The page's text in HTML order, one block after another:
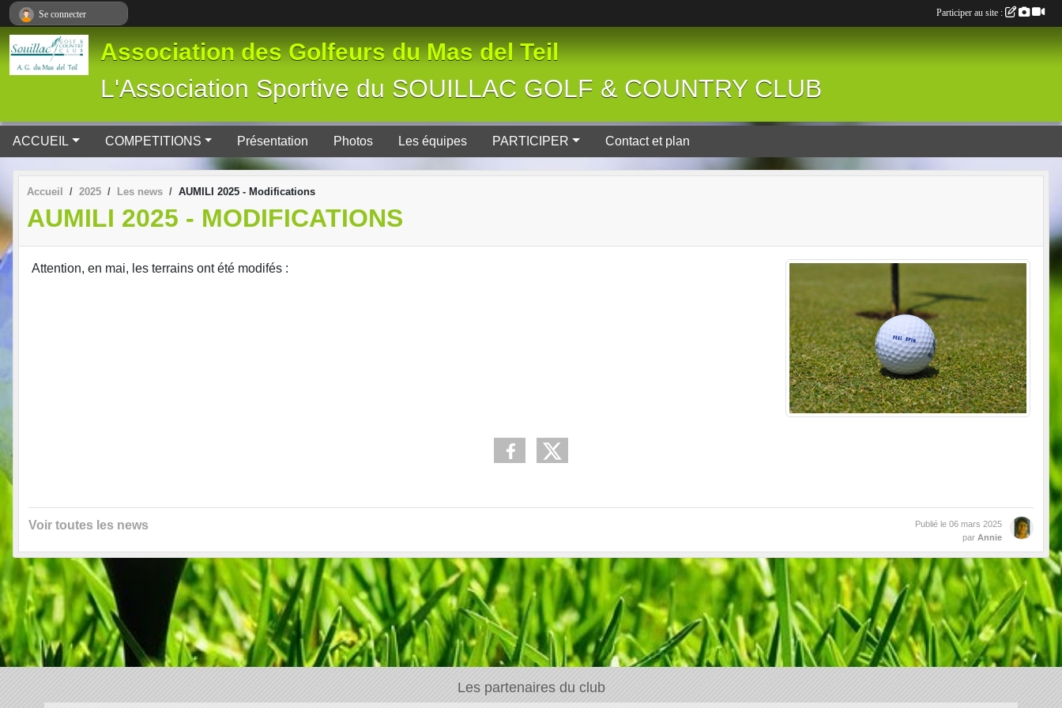
Association des Golfeurs du Mas del Teil
L'Association Sportive du SOUILLAC GOLF & COUNTRY CLUB
ACCUEIL COMPETITIONS Présentation Photos Les équipes PARTICIPER Contact et plan
Accueil 2025 Les news AUMILI 2025 - Modifications
AUMILI 2025 - MODIFICATIONS
Attention, en mai, les terrains ont été modifés :
Voir toutes les news Publié le 06 mars 2025
par Annie
Les partenaires du club
Se connecter Participer au site :
Panneau de gestion des cookies